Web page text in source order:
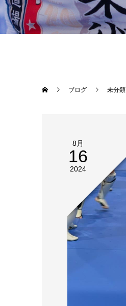
ブログ 未分類
8月
16
2024